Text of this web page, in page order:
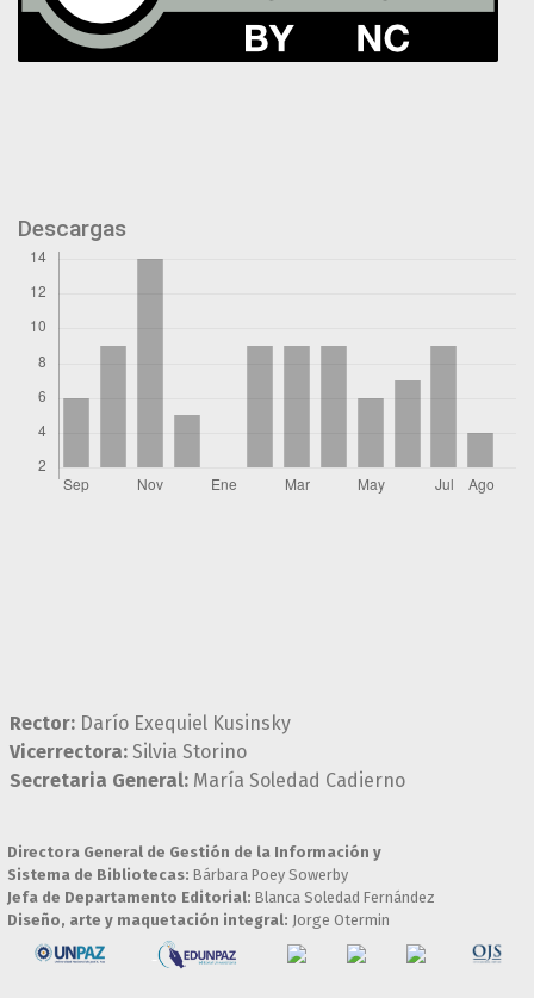
Descargas
Rector: Darío Exequiel Kusinsky
Vicerrectora: Silvia Storino
Secretaria General: María Soledad Cadierno
Directora General de Gestión de la Información y
Sistema de Bibliotecas: Bárbara Poey Sowerby
Jefa de Departamento Editorial: Blanca Soledad Fernández
Diseño, arte y maquetación integral: Jorge Otermin